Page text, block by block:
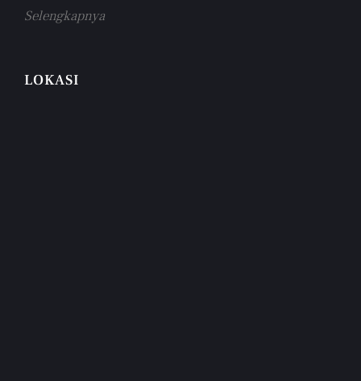
Selengkapnya
LOKASI